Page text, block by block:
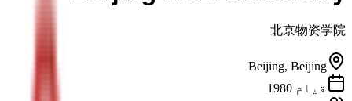
北京物资学院
Beijing, Beijing
قیام 1980